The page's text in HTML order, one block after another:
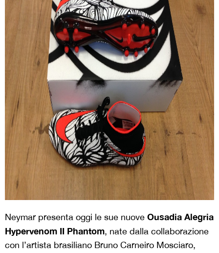
Neymar presenta oggi le sue nuove Ousadia Alegria
Hypervenom II Phantom, nate dalla collaborazione
con l’artista brasiliano Bruno Carneiro Mosciaro,